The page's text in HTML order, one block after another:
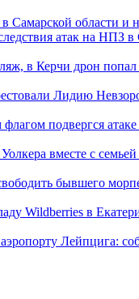
Самарской области и
атак на НПЗ в
в Керчи дрон
Лидию
флагом подвергся
вместе с
бывшего
Wildberries в
Лейпцига: